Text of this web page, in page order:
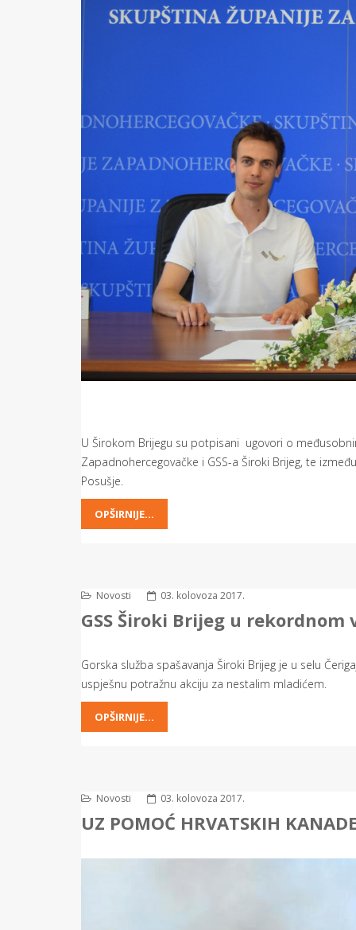
U Širokom Brijegu su potpisani ugovori o
Zapadnohercegovačke i GSS-a Široki Brijeg, te
Posušje.
OPŠIRNIJE...
Novosti 03. kolovoza 2017.
GSS Široki Brijeg u
Gorska služba spašavanja Široki Brijeg je u selu
uspješnu potražnu akciju za nestalim mladićem.
OPŠIRNIJE...
Novosti 03. kolovoza 2017.
UZ POMOĆ HRVATSKIH